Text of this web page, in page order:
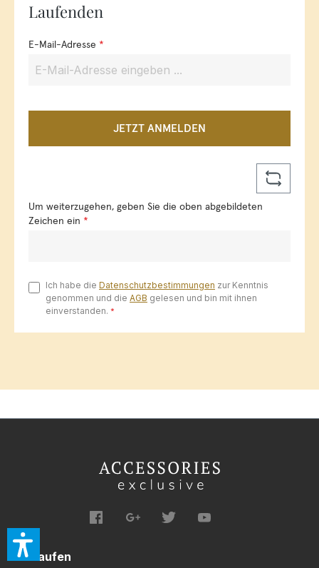
Laufenden
E-Mail-Adresse *
JETZT ANMELDEN
Um weiterzugehen, geben Sie die oben abgebildeten
Zeichen ein *
Ich habe die Datenschutzbestimmungen zur Kenntnis
genommen und die AGB gelesen und bin mit ihnen
einverstanden. *
Einkaufen